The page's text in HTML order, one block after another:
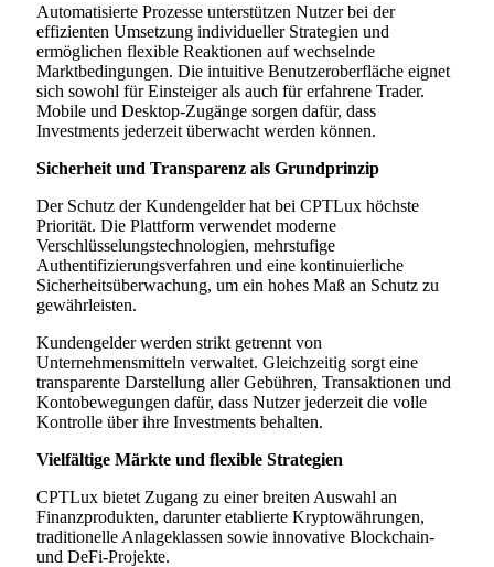
Automatisierte Prozesse unterstützen Nutzer bei der
effizienten Umsetzung individueller Strategien und
ermöglichen flexible Reaktionen auf wechselnde
Marktbedingungen. Die intuitive Benutzeroberfläche eignet
sich sowohl für Einsteiger als auch für erfahrene Trader.
Mobile und Desktop-Zugänge sorgen dafür, dass
Investments jederzeit überwacht werden können.
Sicherheit und Transparenz als Grundprinzip
Der Schutz der Kundengelder hat bei CPTLux höchste
Priorität. Die Plattform verwendet moderne
Verschlüsselungstechnologien, mehrstufige
Authentifizierungsverfahren und eine kontinuierliche
Sicherheitsüberwachung, um ein hohes Maß an Schutz zu
gewährleisten.
Kundengelder werden strikt getrennt von
Unternehmensmitteln verwaltet. Gleichzeitig sorgt eine
transparente Darstellung aller Gebühren, Transaktionen und
Kontobewegungen dafür, dass Nutzer jederzeit die volle
Kontrolle über ihre Investments behalten.
Vielfältige Märkte und flexible Strategien
CPTLux bietet Zugang zu einer breiten Auswahl an
Finanzprodukten, darunter etablierte Kryptowährungen,
traditionelle Anlageklassen sowie innovative Blockchain-
und DeFi-Projekte.